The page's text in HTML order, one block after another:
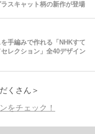
スキャット柄の新作が登場
手編みで作れる「NHKすて
レクション」全40デザイン
くさん＞
をチェック！